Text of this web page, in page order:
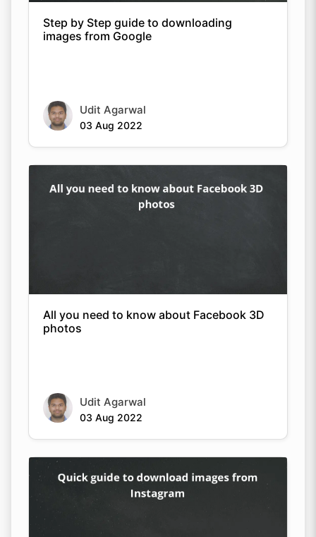
Step by Step guide to downloading
images from Google
Udit Agarwal
03 Aug 2022
All you need to know about Facebook 3D
photos
Udit Agarwal
03 Aug 2022